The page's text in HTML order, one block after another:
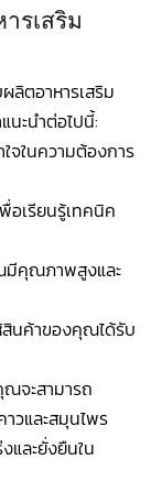
รเสริม
ลิตอาหารเสริม
ะนำต่อไปนี้:
จในความต้องการ
อเรียนรู้เทคนิค
มีคุณภาพสูงและ
สินค้าของคุณได้รับ
ณจะสามารถ
วและสมุนไพร
และยั่งยืนใน